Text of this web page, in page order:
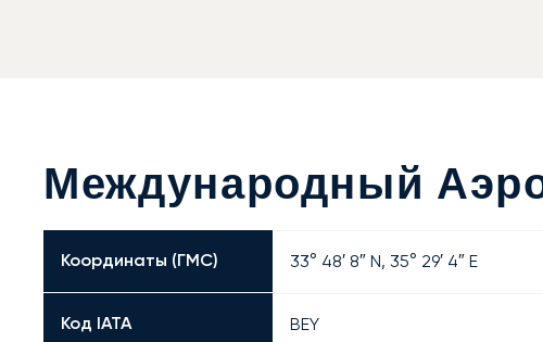
Международный
Координаты (ГМС) 33° 48′ 8″ N, 35° 29′ 4″ E
Код IATA BEY